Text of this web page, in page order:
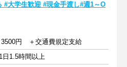
#大学生歓迎 #現金手渡し#週1～O
3500円 ＋交通費規定支給
日1.5時間以上